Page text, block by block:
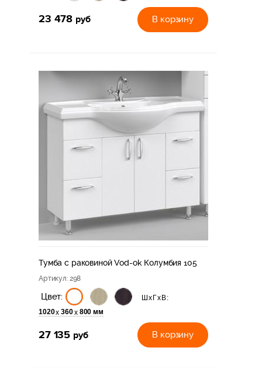
23 478 руб В корзину
Тумба с раковиной Vod-ok Колумбия 105
Артикул: 298
Цвет:
ШхГхВ:
1020х 360х 800 мм
27 135 руб В корзину